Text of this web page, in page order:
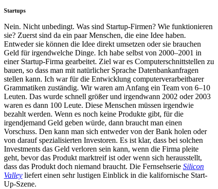
Startups
Nein. Nicht unbedingt. Was sind Startup-Firmen? Wie funktionieren
sie? Zuerst sind da ein paar Menschen, die eine Idee haben.
Entweder sie können die Idee direkt umsetzen oder sie brauchen
Geld für irgendwelche Dinge. Ich habe selbst von 2000–2001 in
einer Startup-Firma gearbeitet. Ziel war es Computerschnittstellen zu
bauen, so dass man mit natürlicher Sprache Datenbankanfragen
stellen kann. Ich war für die Entwicklung computerverarbeitbarer
Grammatiken zuständig. Wir waren am Anfang ein Team von 6–10
Leuten. Das wurde schnell größer und irgendwann 2002 oder 2003
waren es dann 100 Leute. Diese Menschen müssen irgendwie
bezahlt werden. Wenn es noch keine Produkte gibt, für die
irgendjemand Geld geben würde, dann braucht man einen
Vorschuss. Den kann man sich entweder von der Bank holen oder
von darauf spezialisierten Investoren. Es ist klar, dass bei solchen
Investments das Geld verloren sein kann, wenn die Firma pleite
geht, bevor das Produkt marktreif ist oder wenn sich herausstellt,
dass das Produkt doch niemand braucht. Die Fernsehserie Silicon
Valley liefert einen sehr lustigen Einblick in die kalifornische Start-
Up-Szene.